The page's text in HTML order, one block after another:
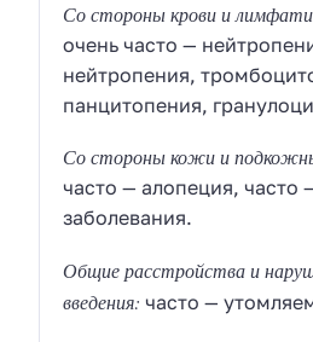
Со стороны крови и
очень часто —
нейтропения,
панцитопения,
Со стороны кожи и
часто — алопеция, часто
заболевания.
Общие расстройства и
введения: часто —